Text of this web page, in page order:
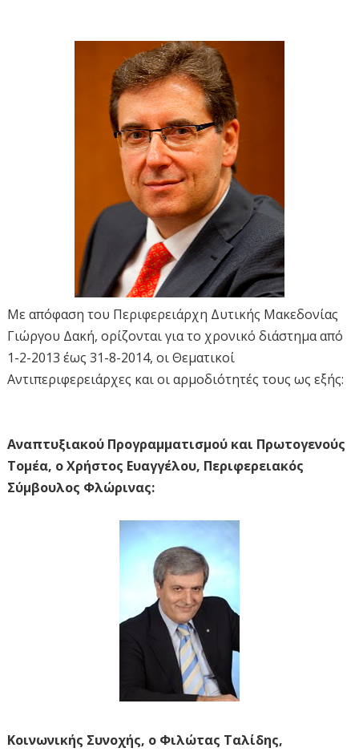
Με απόφαση του Περιφερειάρχη Δυτικής Μακεδονίας
Γιώργου Δακή, ορίζονται για το χρονικό διάστημα από
1-2-2013 έως 31-8-2014, οι Θεματικοί
Αντιπεριφερειάρχες και οι αρμοδιότητές τους ως εξής:
Αναπτυξιακού Προγραμματισμού και Πρωτογενούς
Τομέα, ο Χρήστος Ευαγγέλου, Περιφερειακός
Σύμβουλος Φλώρινας:
Κοινωνικής Συνοχής, ο Φιλώτας Ταλίδης,